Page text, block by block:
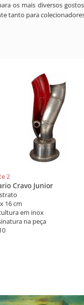
os mais diversos
tanto para
2
Cravo Junior
16 cm
em inox
na peça